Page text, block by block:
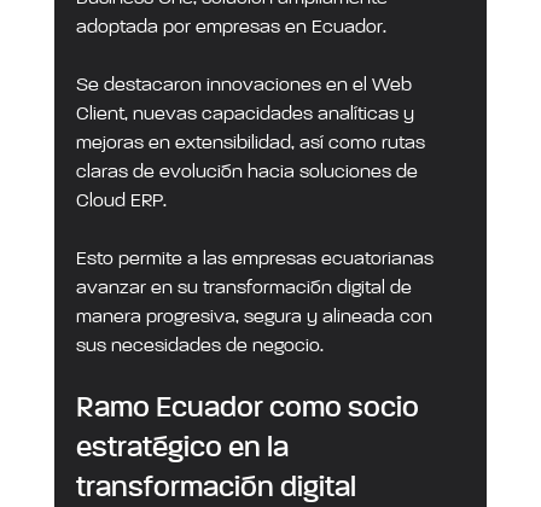
adoptada por empresas en Ecuador.
Se destacaron innovaciones en el Web
Client, nuevas capacidades analíticas y
mejoras en extensibilidad, así como rutas
claras de evolución hacia soluciones de
Cloud ERP.
Esto permite a las empresas ecuatorianas
avanzar en su transformación digital de
manera progresiva, segura y alineada con
sus necesidades de negocio.
Ramo Ecuador como socio
estratégico en la
transformación digital